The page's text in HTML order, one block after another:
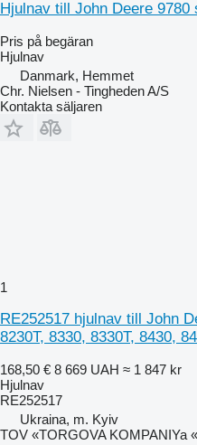
Hjulnav till John Deere 9780
Pris på begäran
Hjulnav
Danmark, Hemmet
Chr. Nielsen - Tingheden A/S
Kontakta säljaren
1
RE252517 hjulnav till John
8230T, 8330, 8330T, 8430,
168,50 € 8 669 UAH ≈ 1 847 kr
Hjulnav
RE252517
Ukraina, m. Kyiv
TOV «TORGOVA KOMPANIYa